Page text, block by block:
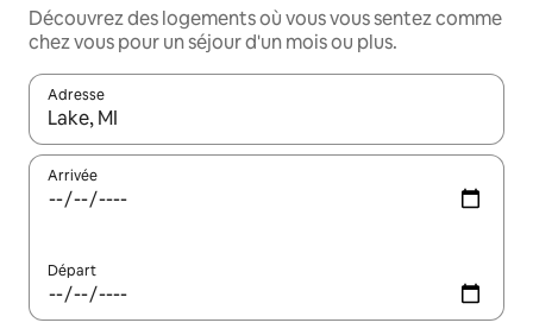
Découvrez des logements où vous vous sentez comme
chez vous pour un séjour d'un mois ou plus.
Adresse
Lorsque les résultats s'affichent, utilisez les flèches vers le
Arrivée
Départ